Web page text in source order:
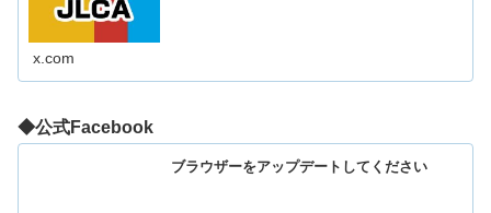
x.com
◆公式Facebook
ブラウザーをアップデートしてください